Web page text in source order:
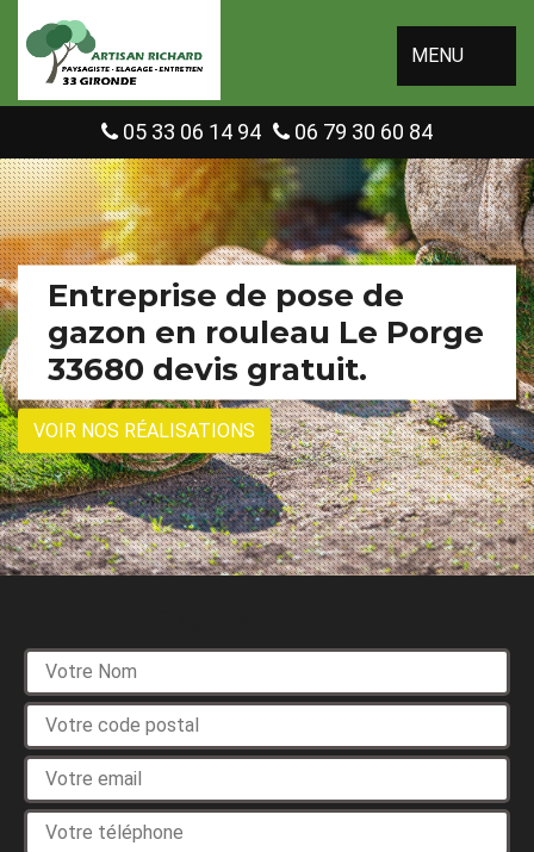
MENU
05 33 06 14 94 06 79 30 60 84
Entreprise de pose de
gazon en rouleau Le Porge
33680 devis gratuit.
VOIR NOS RÉALISATIONS